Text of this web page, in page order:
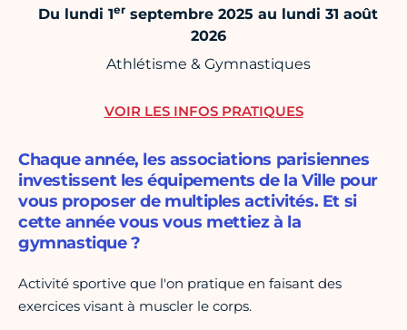
Du lundi 1er septembre 2025 au lundi 31 août
2026
Athlétisme & Gymnastiques
Chaque année, les associations parisiennes
investissent les équipements de la Ville pour
vous proposer de multiples activités. Et si
cette année vous vous mettiez à la
gymnastique ?
Activité sportive que l'on pratique en faisant des
exercices visant à muscler le corps.
VOIR LES INFOS PRATIQUES